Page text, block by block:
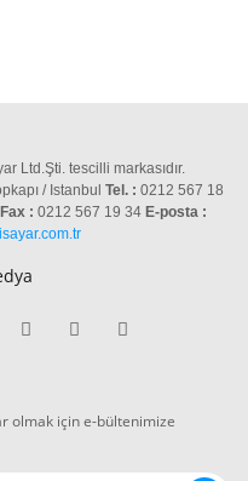
Ltd.Şti. tescilli markasıdır.
/ Istanbul Tel. : 0212 567 18
Fax : 0212 567 19 34 E-posta :
olmak için e-bültenimize